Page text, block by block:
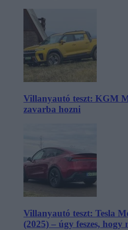
Villanyautó teszt: KGM
zavarba hozni
Villanyautó teszt: Tesla
(2025) – úgy feszes, hogy